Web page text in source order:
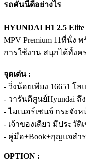
รถคันนี้ดีอย่างไร
HYUNDAI H1 2.5
MPV Premium 11ที่นั่ง
การใช้งาน สนุกได้ทั้งค
จุดเด่น :
- วิ่งน้อยเพียง 16651 โล
- วารันตีศูนย์Hyundai ถึง
- ไมเนอร์เชนจ์ กระจัง
- เจ้าของเดียว มีประวัติ
- คู่มือ+Book+กุญแจสำ
OPTION :